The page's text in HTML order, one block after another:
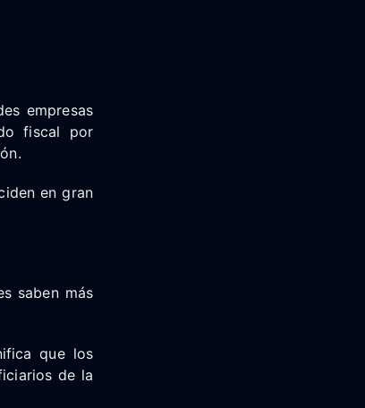
empresas
fiscal por
en gran
saben más
que los
de la